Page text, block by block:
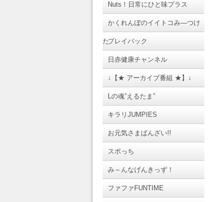
Nuts！日常にひと味プラス
かくれんぼのイイトコみ―つけ
たプレイバック
日赤健康チャンネル
↓【★ アーカイブ番組 ★】↓
Lの魂”えるたま”
キラリJUMPIES
お元気さまばんざい!!
スポっち
み～んなげんきっず！
ファファFUNTIME